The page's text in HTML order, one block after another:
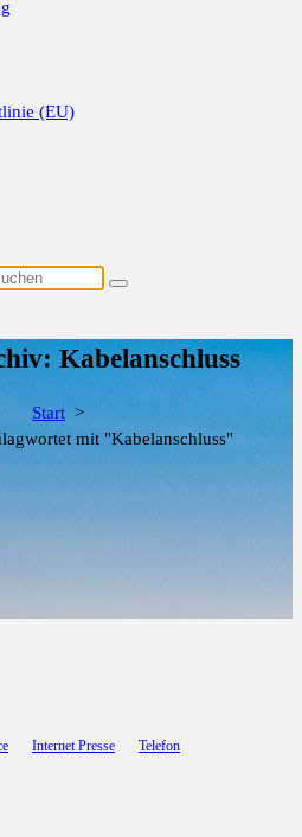
(EU)
Kabelanschluss
Start >
mit "Kabelanschluss"
Internet Presse
Telefon